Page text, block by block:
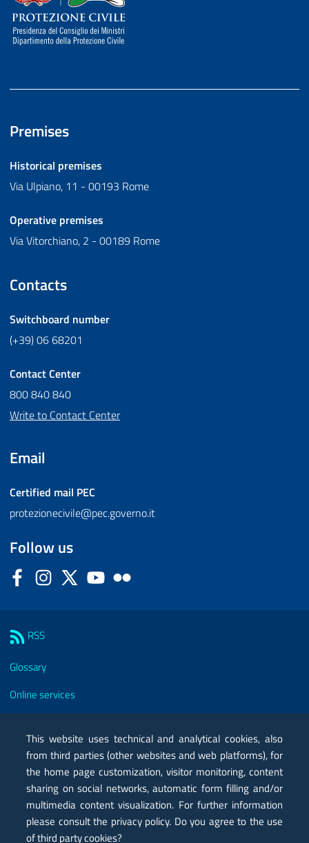
Premises
Historical premises
Via Ulpiano, 11 - 00193 Rome
Operative premises
Via Vitorchiano, 2 - 00189 Rome
Contacts
Switchboard number
(+39) 06 68201
Contact Center
800 840 840
Write to Contact Center
Email
Certified mail PEC
protezionecivile@pec.governo.it
Follow us
FacebookInstagram
Twitter YouTube
RSS
Glossary
Online services
Certified mail PEC
Privacy
Legal notes
Contacts
This website uses technical and analytical cookies, also
from third parties (other websites and web platforms), for
the home page customization, visitor monitoring, content
sharing on social networks, automatic form filling and/or
multimedia content visualization. For further information
please consult the privacy policy. Do you agree to the use
of third party cookies?